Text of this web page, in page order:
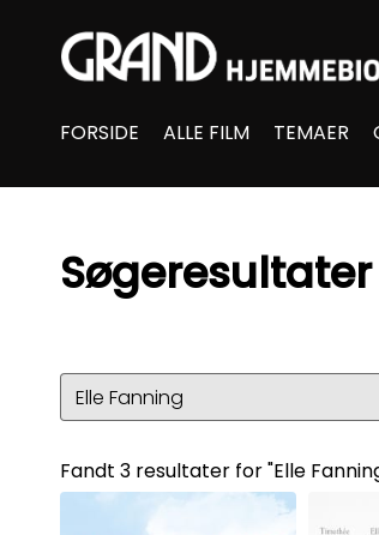
Accessibility Links
FORSIDE ALLE FILM TEMAER
Søgeresultater
Fandt 3 resultater for "Elle